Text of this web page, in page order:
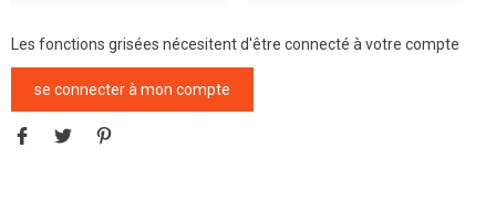
Les fonctions grisées nécesitent d'être connecté à votre compte
se connecter à mon compte